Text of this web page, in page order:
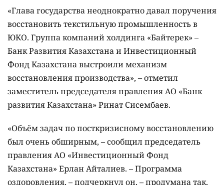
«Глава государства неоднократно давал поручения
восстановить текстильную промышленность в
ЮКО. Группа компаний холдинга «Байтерек» –
Банк Развития Казахстана и Инвестиционный
Фонд Казахстана выстроили механизм
восстановления производства», – отметил
заместитель председателя правления АО «Банк
развития Казахстана» Ринат Сисембаев.
«Объём задач по посткризисному восстановлению
был очень обширным, – сообщил председатель
правления АО «Инвестиционный Фонд
Казахстана» Ерлан Айталиев. – Программа
оздоровления, – подчеркнул он, – продумана так,